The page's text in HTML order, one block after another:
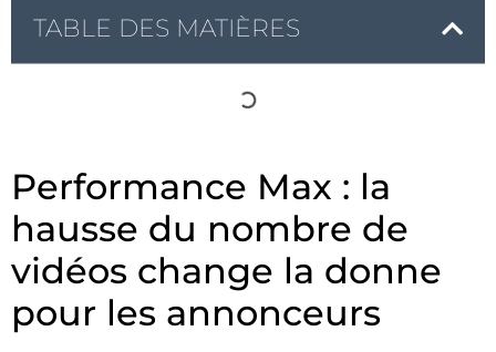
TABLE DES MATIÈRES
Performance Max : la
hausse du nombre de
vidéos change la donne
pour les annonceurs